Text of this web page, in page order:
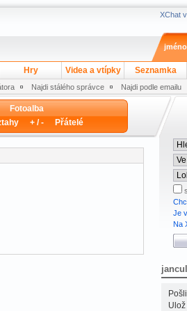
XChat
jméno
Hry Videa a vtípky Seznamka
Najdi stálého správce Najdi podle emailu
Fotoalba
+ / - Přátelé
Je
Na